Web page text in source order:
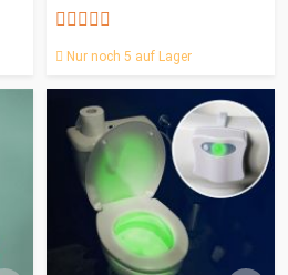
Nur noch 5 auf Lager